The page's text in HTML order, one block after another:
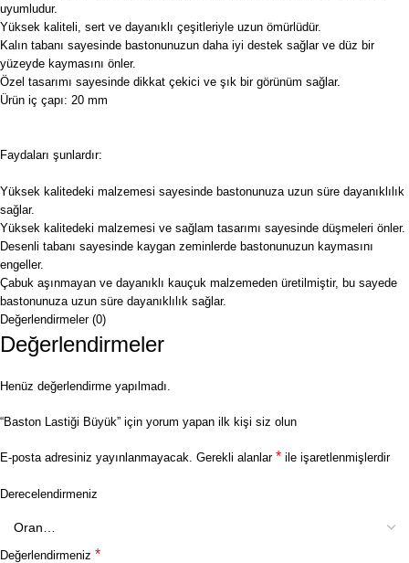
uyumludur.
Yüksek kaliteli, sert ve dayanıklı çeşitleriyle uzun ömürlüdür.
Kalın tabanı sayesinde bastonunuzun daha iyi destek sağlar ve düz bir
yüzeyde kaymasını önler.
Özel tasarımı sayesinde dikkat çekici ve şık bir görünüm sağlar.
Ürün iç çapı: 20 mm
Faydaları şunlardır:
Yüksek kalitedeki malzemesi sayesinde bastonunuza uzun süre dayanıklılık
sağlar.
Yüksek kalitedeki malzemesi ve sağlam tasarımı sayesinde düşmeleri önler.
Desenli tabanı sayesinde kaygan zeminlerde bastonunuzun kaymasını
engeller.
Çabuk aşınmayan ve dayanıklı kauçuk malzemeden üretilmiştir, bu sayede
bastonunuza uzun süre dayanıklılık sağlar.
Değerlendirmeler (0)
Değerlendirmeler
Henüz değerlendirme yapılmadı.
“Baston Lastiği Büyük” için yorum yapan ilk kişi siz olun
E-posta adresiniz yayınlanmayacak. Gerekli alanlar * ile işaretlenmişlerdir
Derecelendirmeniz
Değerlendirmeniz *